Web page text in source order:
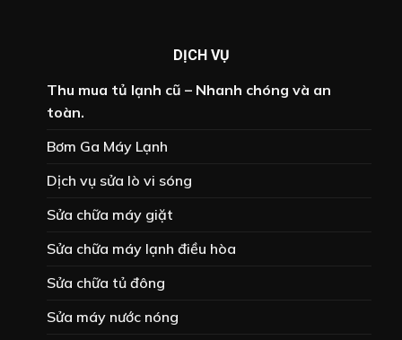
DỊCH VỤ
Thu mua tủ lạnh cũ – Nhanh chóng và an
toàn.
Bơm Ga Máy Lạnh
Dịch vụ sửa lò vi sóng
Sửa chữa máy giặt
Sửa chữa máy lạnh điều hòa
Sửa chữa tủ đông
Sửa máy nước nóng